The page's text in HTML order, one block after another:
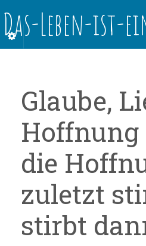
Das-Leben-ist-
Glaube,
die
zuletzt
stirbt